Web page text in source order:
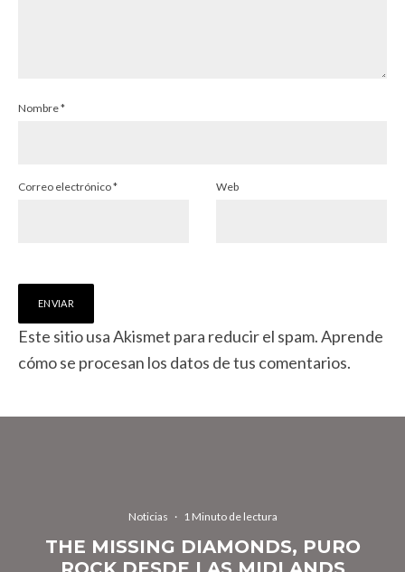
Nombre*
Correo electrónico* Web
Este sitio usa Akismet para reducir el spam.Aprende
cómo se procesan los datos de tus comentarios.
Noticias · 1 Minuto de lectura
THE MISSING DIAMONDS, PURO